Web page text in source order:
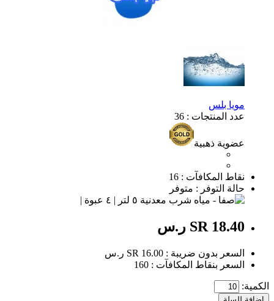
مويا بلس
عدد المنتجات : 36
عضوية ذهبية
نقاط المكافآت : 16
حالة التوفر : متوفر
SR 18.40 ر.س
السعر بدون ضريبة : SR 16.00 ر.س
السعر بنقاط المكافآت : 160
الكمية:
اضافة للسلة